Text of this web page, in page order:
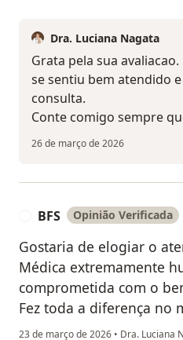
Dra. Luciana Nagata
Grata pela sua
se sentiu bem atendido
consulta.
Conte comigo sempre
26 de março de 2026
BFS Opinião Verificada
Gostaria de elogiar o
Médica extremamente
comprometida com o
Fez toda a diferença no
23 de março de 2026 • Dra. Luciana